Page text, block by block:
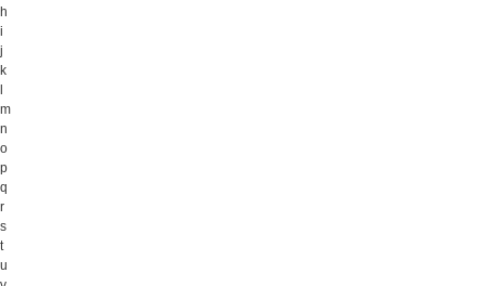
h
i
j
k
m
n
o
p
q
r
s
t
u